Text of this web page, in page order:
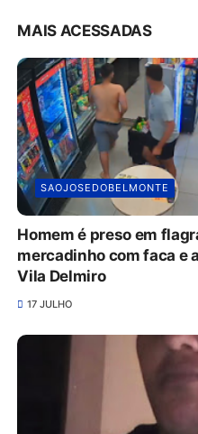
MAIS ACESSADAS
SAOJOSEDOBELMONTE
Homem é preso em
mercadinho com faca e
Vila Delmiro
17 JULHO